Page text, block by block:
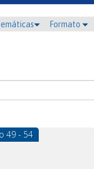
Formato
49 - 54